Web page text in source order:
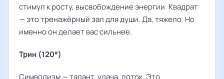
стимул к росту, высвобождение энергии. Квадрат
— это тренажёрный зал для души. Да, тяжело. Но
именно он делает вас сильнее.
Трин (120°)
Символизм — талант, удача, поток. Это